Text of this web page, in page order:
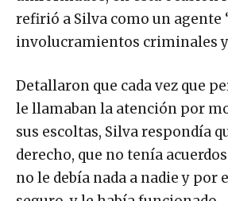
refirió a Silva como un agente
involucramientos criminales y
Detallaron que cada vez que
le llamaban la atención por
sus escoltas, Silva respondía
derecho, que no tenía
no le debía nada a nadie y por